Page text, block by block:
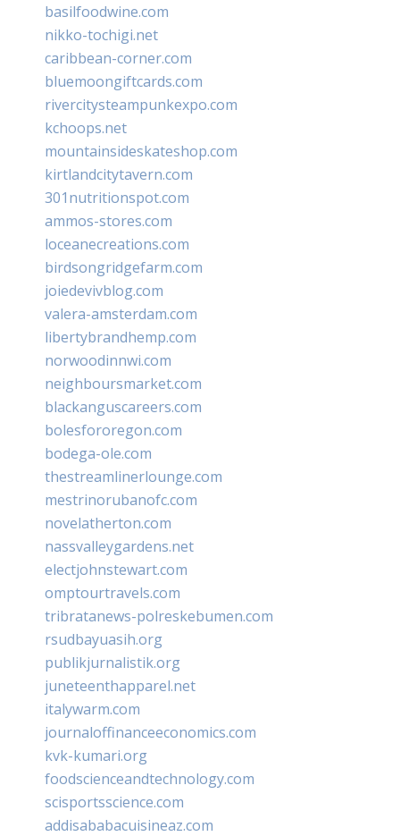
basilfoodwine.com
nikko-tochigi.net
caribbean-corner.com
bluemoongiftcards.com
rivercitysteampunkexpo.com
kchoops.net
mountainsideskateshop.com
kirtlandcitytavern.com
301nutritionspot.com
ammos-stores.com
loceanecreations.com
birdsongridgefarm.com
joiedevivblog.com
valera-amsterdam.com
libertybrandhemp.com
norwoodinnwi.com
neighboursmarket.com
blackanguscareers.com
bolesfororegon.com
bodega-ole.com
thestreamlinerlounge.com
mestrinorubanofc.com
novelatherton.com
nassvalleygardens.net
electjohnstewart.com
omptourtravels.com
tribratanews-polreskebumen.com
rsudbayuasih.org
publikjurnalistik.org
juneteenthapparel.net
italywarm.com
journaloffinanceeconomics.com
kvk-kumari.org
foodscienceandtechnology.com
scisportsscience.com
addisababacuisineaz.com